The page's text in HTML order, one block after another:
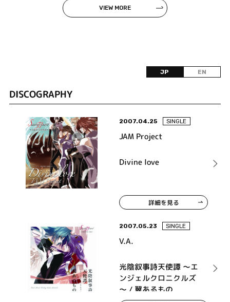
VIEW MORE
JP EN
DISCOGRAPHY
2007.04.25 SINGLE
JAM Project
Divine love
詳細を見る
2007.05.23 SINGLE
V.A.
光陰叙事詩天使譚 ～エ
ンジェルクロニクルズ
～ / 翼あるもの